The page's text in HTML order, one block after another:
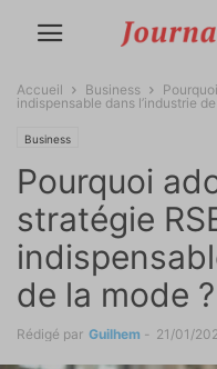
Accueil Business
indispensable dans l’industrie de
Business
Pourquoi
stratégie
de la mode ?
Rédigé par Guilhem - 21/01/